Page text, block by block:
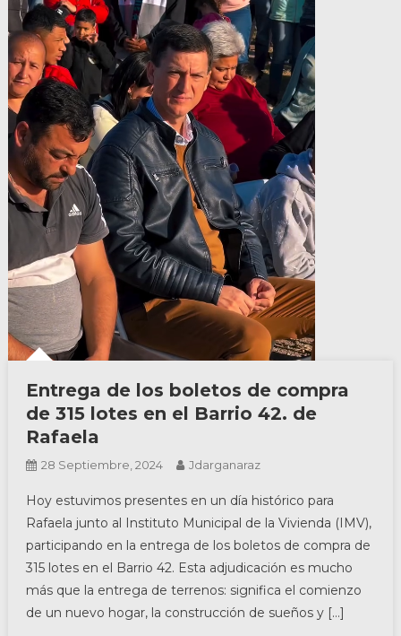
Entrega de los boletos de compra
de 315 lotes en el Barrio 42. de
Rafaela
28 Septiembre, 2024 Jdarganaraz
Hoy estuvimos presentes en un día histórico para
Rafaela junto al Instituto Municipal de la Vivienda (IMV),
participando en la entrega de los boletos de compra de
315 lotes en el Barrio 42. Esta adjudicación es mucho
más que la entrega de terrenos: significa el comienzo
de un nuevo hogar, la construcción de sueños y […]